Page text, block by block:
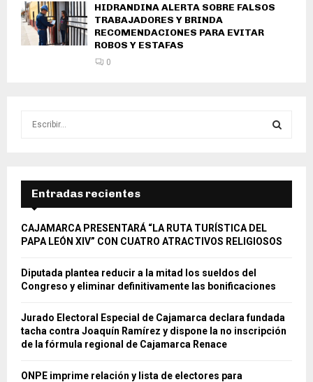
HIDRANDINA ALERTA SOBRE FALSOS
TRABAJADORES Y BRINDA
RECOMENDACIONES PARA EVITAR
ROBOS Y ESTAFAS
0
f
r
E
A
R
H
Entradas recientes
CAJAMARCA PRESENTARÁ “LA RUTA TURÍSTICA DEL
PAPA LEÓN XIV” CON CUATRO ATRACTIVOS RELIGIOSOS
Diputada plantea reducir a la mitad los sueldos del
Congreso y eliminar definitivamente las bonificaciones
Jurado Electoral Especial de Cajamarca declara fundada
tacha contra Joaquín Ramírez y dispone la no inscripción
de la fórmula regional de Cajamarca Renace
ONPE imprime relación y lista de electores para